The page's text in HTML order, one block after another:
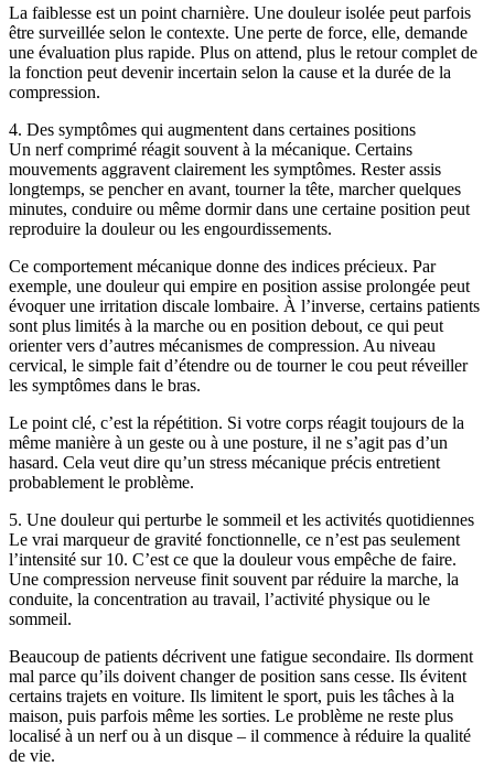
La faiblesse est un point charnière. Une douleur isolée peut parfois
être surveillée selon le contexte. Une perte de force, elle, demande
une évaluation plus rapide. Plus on attend, plus le retour complet de
la fonction peut devenir incertain selon la cause et la durée de la
compression.
4. Des symptômes qui augmentent dans certaines positions
Un nerf comprimé réagit souvent à la mécanique. Certains
mouvements aggravent clairement les symptômes. Rester assis
longtemps, se pencher en avant, tourner la tête, marcher quelques
minutes, conduire ou même dormir dans une certaine position peut
reproduire la douleur ou les engourdissements.
Ce comportement mécanique donne des indices précieux. Par
exemple, une douleur qui empire en position assise prolongée peut
évoquer une irritation discale lombaire. À l’inverse, certains patients
sont plus limités à la marche ou en position debout, ce qui peut
orienter vers d’autres mécanismes de compression. Au niveau
cervical, le simple fait d’étendre ou de tourner le cou peut réveiller
les symptômes dans le bras.
Le point clé, c’est la répétition. Si votre corps réagit toujours de la
même manière à un geste ou à une posture, il ne s’agit pas d’un
hasard. Cela veut dire qu’un stress mécanique précis entretient
probablement le problème.
5. Une douleur qui perturbe le sommeil et les activités quotidiennes
Le vrai marqueur de gravité fonctionnelle, ce n’est pas seulement
l’intensité sur 10. C’est ce que la douleur vous empêche de faire.
Une compression nerveuse finit souvent par réduire la marche, la
conduite, la concentration au travail, l’activité physique ou le
sommeil.
Beaucoup de patients décrivent une fatigue secondaire. Ils dorment
mal parce qu’ils doivent changer de position sans cesse. Ils évitent
certains trajets en voiture. Ils limitent le sport, puis les tâches à la
maison, puis parfois même les sorties. Le problème ne reste plus
localisé à un nerf ou à un disque – il commence à réduire la qualité
de vie.